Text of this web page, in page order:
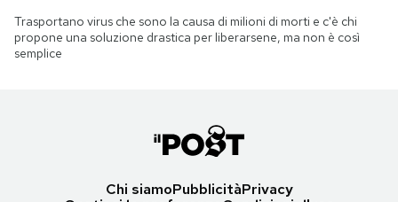
Trasportano virus che sono la causa di milioni di morti e c'è chi
propone una soluzione drastica per liberarsene, ma non è così
semplice
Chi siamoPubblicitàPrivacy